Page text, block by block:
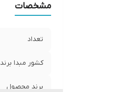
مشخصات
تعداد
کشور مبدا برند
برند محصول